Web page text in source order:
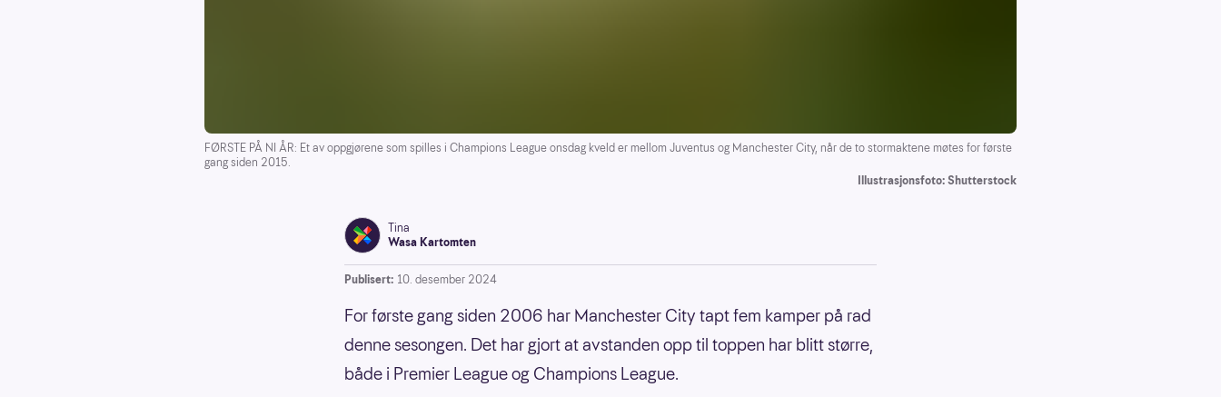
FØRSTE PÅ NI ÅR: Et av oppgjørene som spilles i Champions League onsdag kveld er mellom Juventus og Manchester City, når de to stormaktene møtes for første
gang siden 2015.
Illustrasjonsfoto: Shutterstock
Tina
Wasa Kartomten
Publisert: 10. desember 2024
For første gang siden 2006 har Manchester City tapt fem kamper på rad
denne sesongen. Det har gjort at avstanden opp til toppen har blitt større,
både i Premier League og Champions League.